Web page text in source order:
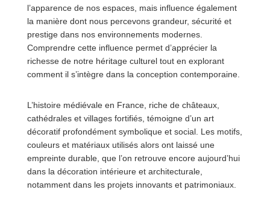
l’apparence de nos espaces, mais influence également
la manière dont nous percevons grandeur, sécurité et
prestige dans nos environnements modernes.
Comprendre cette influence permet d’apprécier la
richesse de notre héritage culturel tout en explorant
comment il s’intègre dans la conception contemporaine.
L’histoire médiévale en France, riche de châteaux,
cathédrales et villages fortifiés, témoigne d’un art
décoratif profondément symbolique et social. Les motifs,
couleurs et matériaux utilisés alors ont laissé une
empreinte durable, que l’on retrouve encore aujourd’hui
dans la décoration intérieure et architecturale,
notamment dans les projets innovants et patrimoniaux.